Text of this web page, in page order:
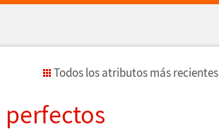
Todos los atributos más recientes